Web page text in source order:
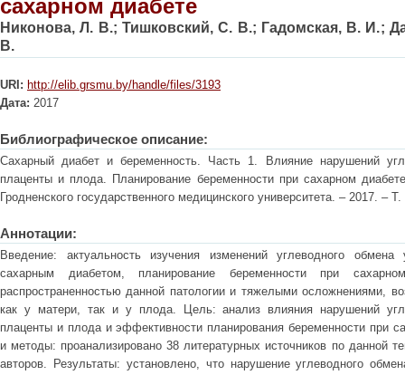
сахарном диабете
Никонова, Л. В.; Тишковский, С. В.; Гадомская, В. И.;
В.
URI: http://elib.grsmu.by/handle/files/3193
Дата: 2017
Библиографическое описание:
Сахарный диабет и беременность. Часть 1. Влияние нарушений
плаценты и плода. Планирование беременности при сахарном
Гродненского государственного медицинского университета. – 2017. –
Аннотации:
Введение: актуальность изучения изменений углеводного
сахарным диабетом, планирование беременности при
распространенностью данной патологии и тяжелыми осложнениями,
как у матери, так и у плода. Цель: анализ влияния нарушений
плаценты и плода и эффективности планирования беременности при
и методы: проанализировано 38 литературных источников по данной
авторов. Результаты: установлено, что нарушение углеводного